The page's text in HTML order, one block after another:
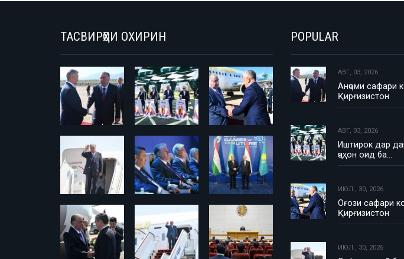
ТАСВИРҲОИ ОХИРИН POPULAR
АВГ, 03, 2026
Анҷоми сафари
Қирғизистон
АВГ, 03, 2026
Иштирок дар
ҷаҳон оид ба…
ИЮЛ., 30, 2026
Оғози сафари
Қирғизистон
ИЮЛ., 30, 2026